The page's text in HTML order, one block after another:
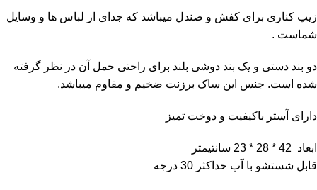
زیپ کناری برای کفش و صندل میباشد که جدای از لباس ها و وسایل
شماست .
دو بند دستی و یک بند دوشی بلند برای راحتی حمل آن در نظر گرفته
شده است. جنس این ساک برزنت ضخیم و مقاوم میباشد.
دارای آستر باکیفیت و دوخت تمیز
ابعاد 42 * 28 * 23 سانتیمتر
قابل شستشو با آب حداکثر 30 درجه